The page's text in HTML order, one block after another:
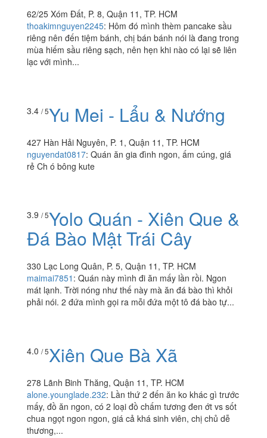
62/25 Xóm Đất, P. 8, Quận 11, TP. HCM
thoakimnguyen2245: Hôm đó mình thèm pancake sầu
riêng nên đến tiệm bánh, chị bán bánh nói là đang trong
mùa hiếm sầu riêng sạch, nên hẹn khi nào có lại sẽ liên
lạc với mình...
3.4 / 5Yu Mei - Lẩu & Nướng
427 Hàn Hải Nguyên, P. 1, Quận 11, TP. HCM
nguyendat0817: Quán ăn gia đình ngon, ấm cúng, giá
rẻ Ch ó bông kute
3.9 / 5Yolo Quán - Xiên Que &
Đá Bào Mật Trái Cây
330 Lạc Long Quân, P. 5, Quận 11, TP. HCM
maimai7851 : Quán này mình đi ăn mấy lần rồi. Ngon
mát lạnh. Trời nóng như thế này mà ăn đá bào thì khỏi
phải nói. 2 đứa mình gọi ra mỗi đứa một tô đá bào tự...
4.0 / 5Xiên Que Bà Xã
278 Lãnh Binh Thăng, Quận 11, TP. HCM
alone.younglade.232: Lần thứ 2 đến ăn ko khác gì trước
mấy, đồ ăn ngon, có 2 loại đồ chấm tương đen ớt vs sốt
chua ngọt ngon ngon, giá cả khá sinh viên, chị chủ dễ
thương,...